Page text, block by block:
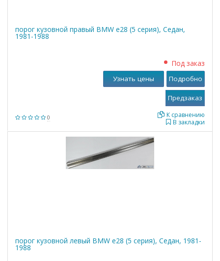
порог кузовной правый BMW е28 (5 серия), Седан,
1981-1988
0
Под заказ
В закладки
К сравнению
Узнать цены Подробно
порог кузовной левый BMW е28 (5 серия), Седан, 1981-
1988